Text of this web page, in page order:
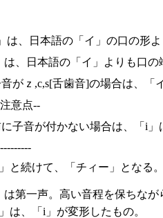
」は、日本語の「イ」の口の形
は、日本語の「イ」よりも口
音がｚ,c,s[舌歯音]の場合は、
意点--
に子音が付かない場合は、「i
」と続けて、「チィー」となる。
は第一声。高い音程を保ちなが
」は、「i」が変形したもの。